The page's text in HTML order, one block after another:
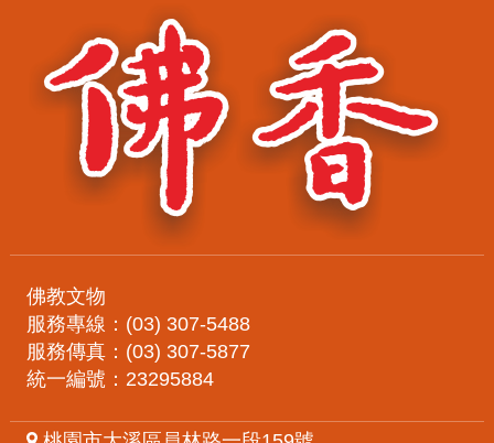
佛教文物
服務專線：(03) 307-5488
服務傳真：(03) 307-5877
統一編號：23295884